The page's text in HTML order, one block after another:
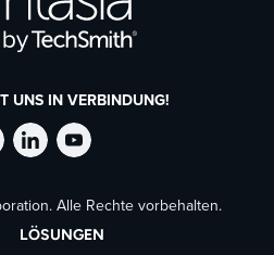
UNS IN VERBINDUNG!
TechSmith
auf
TechSmith
auf
Alle Rechte vorbehalten.
LÖSUNGEN